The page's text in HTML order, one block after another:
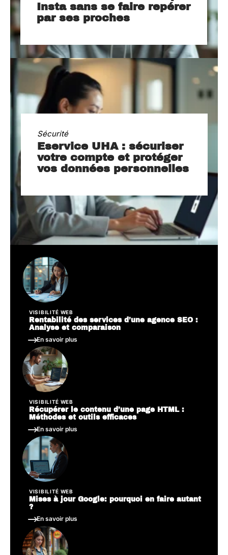
Insta sans se faire repérer
par ses proches
Sécurité
Eservice UHA : sécuriser
votre compte et protéger
vos données personnelles
VISIBILITÉ WEB
Rentabilité des services d’une agence SEO :
Analyse et comparaison
En savoir plus
VISIBILITÉ WEB
Récupérer le contenu d’une page HTML :
Méthodes et outils efficaces
En savoir plus
VISIBILITÉ WEB
Mises à jour Google: pourquoi en faire autant
?
En savoir plus